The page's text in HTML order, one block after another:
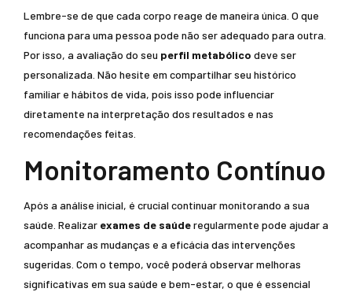
Lembre-se de que cada corpo reage de maneira única. O que
funciona para uma pessoa pode não ser adequado para outra.
Por isso, a avaliação do seu perfil metabólico deve ser
personalizada. Não hesite em compartilhar seu histórico
familiar e hábitos de vida, pois isso pode influenciar
diretamente na interpretação dos resultados e nas
recomendações feitas.
Monitoramento Contínuo
Após a análise inicial, é crucial continuar monitorando a sua
saúde. Realizar exames de saúderegularmente pode ajudar a
acompanhar as mudanças e a eficácia das intervenções
sugeridas. Com o tempo, você poderá observar melhoras
significativas em sua saúde e bem-estar, o que é essencial